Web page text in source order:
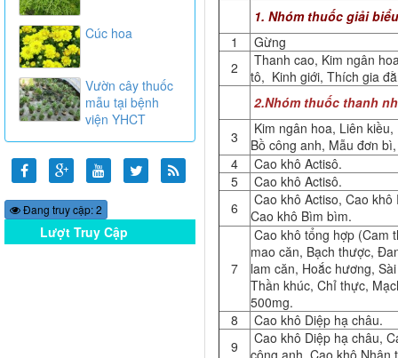
1. Nhóm thuốc giải biểu
1
Gừng
2
Thanh cao, Kim ngân
tô, Kinh giới, Thích gia
2.Nhóm thuốc thanh
3
Kim ngân hoa, Liên
Bồ công anh, Mẫu đơn
4
Cao khô Actisô.
5
Cao khô Actisô.
6
Cao khô Actiso, Cao khô
Cao khô Bìm bìm.
7
Cao khô tổng hợp (Cam
mao căn, Bạch thược,
lam căn, Hoắc hương,
Thần khúc, Chỉ thực,
500mg.
8
Cao khô Diệp hạ châu.
9
Cao khô Diệp hạ châu,
công anh, Cao khô Nhân
Cúc hoa
Vườn cây thuốc
mẫu tại bệnh
viện YHCT
Đang truy cập: 2
Lượt Truy Cập
Online